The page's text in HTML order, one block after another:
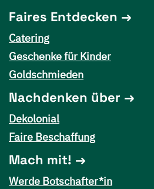
Faires Entdecken
Catering
Geschenke für Kinder
Goldschmieden
Nachdenken über
Dekolonial
Faire Beschaffung
Mach mit!
Werde Botschafter*in